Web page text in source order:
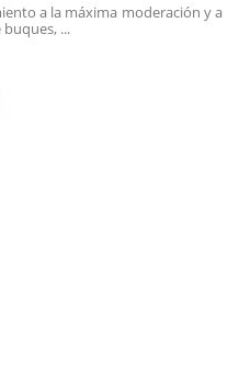
a la máxima moderación y a
...